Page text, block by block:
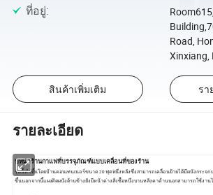
ที่อยู่:
Road,
Xinxiang,
สินค้าเพิ่มเติม รา
รายละเอียด
บทนำร้านกาแฟที่บรรจุภัณฑ์แบบเคลื่อนที่ของร้าน
รุ่นนี้ทำขึ้นโดยบ้านคอนเทนเนอร์ขนาด 20 ฟุตหนึ่งหลังซึ่งสามารถเคลื่อนย้ายได้มีผนังกระจก
ขึ้นนอกจากนี้แผงติดผนังด้านข้างยังมีหน้าต่างสั่งซื้อหนึ่งบานหลังคาด้านนอกสามารถใช้งาน